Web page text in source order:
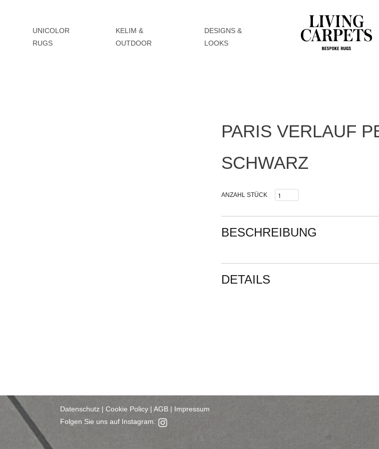
UNICOLOR
RUGS
KELIM &
OUTDOOR
DESIGNS &
LOOKS
PARIS VERLAUF
SCHWARZ
ANZAHL STÜCK
BESCHREIBUNG
DETAILS
Datenschutz | Cookie Policy | AGB | Impressum
Folgen Sie uns auf Instagram: